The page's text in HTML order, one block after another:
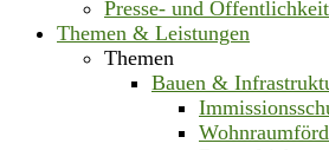
Presse- und
Themen & Leistungen
Themen
Bauen &